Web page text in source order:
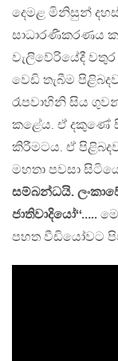
දෙමළ මිනිසුන්
සාධාරණීකරණය
වැලිවේරියේදී
වෙඩි තැබීම
රෑපවාහිනි සිය
කළේය. ඒ දකුණේ
කිරීමටය. ඒ
මහතා පවසා
සම්බන්ධයි.
ජාතිවාදියෝ‘‘…..
පහත වීඩියෝවට